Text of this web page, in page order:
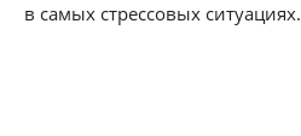
в самых стрессовых ситуациях.